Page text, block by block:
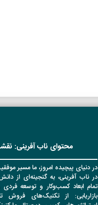
محتوای ناب آفرینی:
در دنیای پیچیده امروز، ما مسیر
در ناب آفرینی، به گنجینه‌ای از
تمام ابعاد کسب‌وکار و توسعه
بازاریابی: از تکنیک‌های